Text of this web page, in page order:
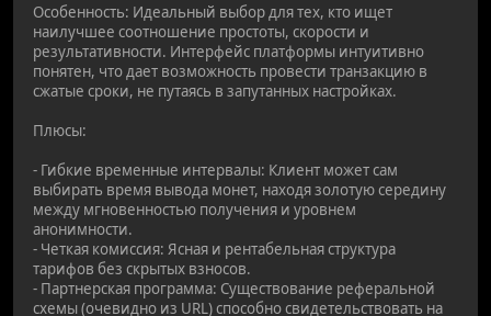
Особенность: Идеальный выбор для тех, кто ищет
наилучшее соотношение простоты, скорости и
результативности. Интерфейс платформы интуитивно
понятен, что дает возможность провести транзакцию в
сжатые сроки, не путаясь в запутанных настройках.
Плюсы:
- Гибкие временные интервалы: Клиент может сам
выбирать время вывода монет, находя золотую середину
между мгновенностью получения и уровнем
анонимности.
- Четкая комиссия: Ясная и рентабельная структура
тарифов без скрытых взносов.
- Партнерская программа: Существование реферальной
схемы (очевидно из URL) способно свидетельствовать на